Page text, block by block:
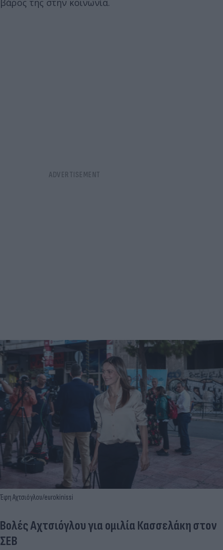
βάρος της στην κοινωνία.
Έφη Αχτσιόγλου/eurokinissi
Βολές Αχτσιόγλου για ομιλία Κασσελάκη στον
ΣΕΒ